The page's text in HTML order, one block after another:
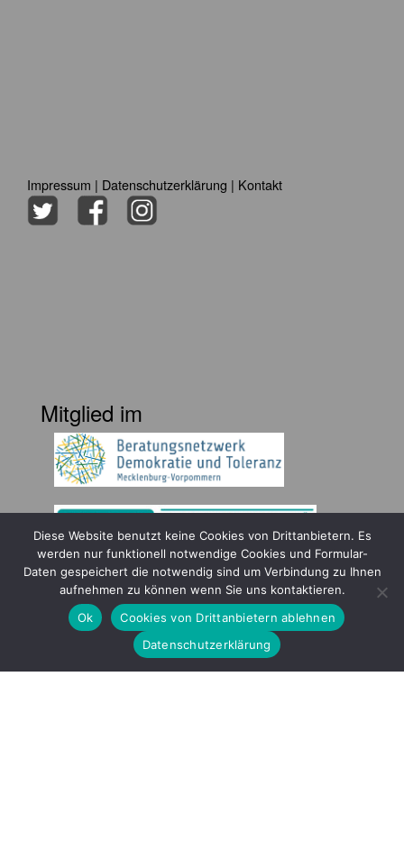
Impressum | Datenschutzerklärung | Kontakt
Mitglied im
Gefördert durch
Diese Website benutzt keine Cookies von Drittanbietern. Es
werden nur funktionell notwendige Cookies und Formular-
Daten gespeichert die notwendig sind um Verbindung zu Ihnen
aufnehmen zu können wenn Sie uns kontaktieren.
Ok
Cookies von Drittanbietern ablehnen
Datenschutzerklärung